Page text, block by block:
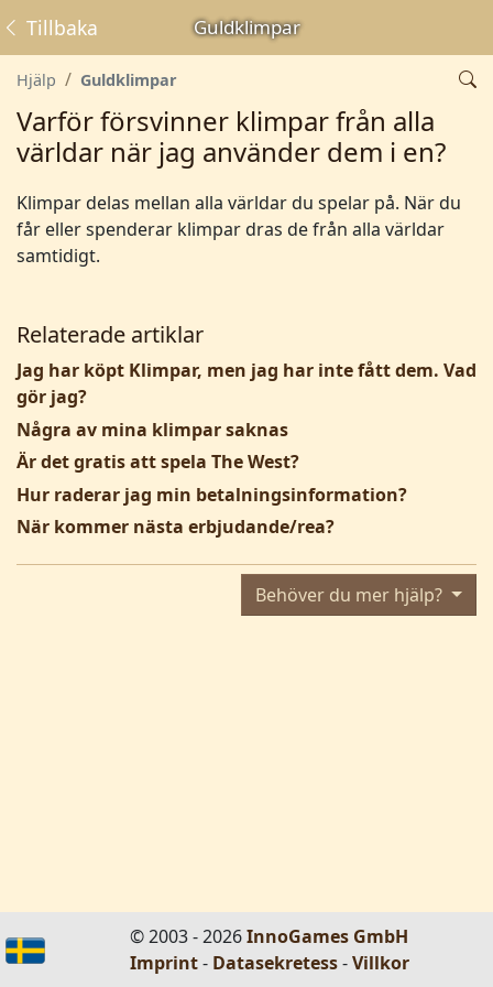
Guldklimpar
Tillbaka
Hjälp Guldklimpar
Varför försvinner klimpar från alla
världar när jag använder dem i en?
Klimpar delas mellan alla världar du spelar på. När du
får eller spenderar klimpar dras de från alla världar
samtidigt.
Relaterade artiklar
Jag har köpt Klimpar, men jag har inte fått dem. Vad
gör jag?
Några av mina klimpar saknas
Är det gratis att spela The West?
Hur raderar jag min betalningsinformation?
När kommer nästa erbjudande/rea?
Behöver du mer hjälp?
© 2003 - 2026InnoGames GmbH
Imprint- Datasekretess-Villkor